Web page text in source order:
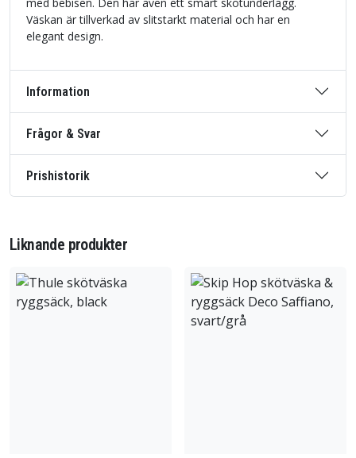
Väskan är tillverkad av slitstarkt material och har en
elegant design.
Information
Frågor & Svar
Prishistorik
Liknande produkter